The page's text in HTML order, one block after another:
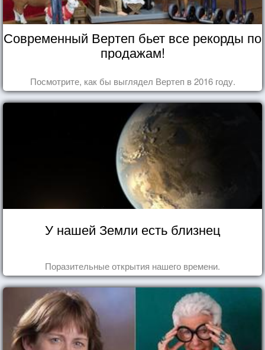
Современный Вертеп бьет все рекорды по
продажам!
Посмотрите, как бы выглядел Вертеп в 2016 году.
У нашей Земли есть близнец
Поразительные открытия нашего времени.